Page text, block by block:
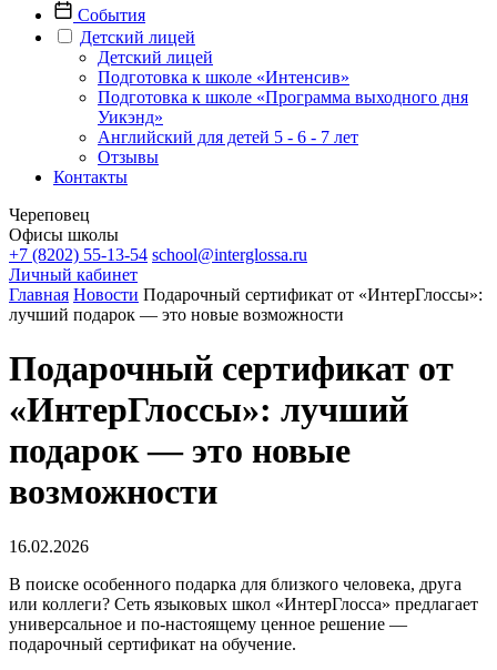
События
Детский лицей
Детский лицей
Подготовка к школе «Интенсив»
Подготовка к школе «Программа выходного дня
Уикэнд»
Английский для детей 5 - 6 - 7 лет
Отзывы
Контакты
Череповец
Офисы школы
+7 (8202) 55-13-54 school@interglossa.ru
Личный кабинет
Главная Новости Подарочный сертификат от «ИнтерГлоссы»:
лучший подарок — это новые возможности
Подарочный сертификат от
«ИнтерГлоссы»: лучший
подарок — это новые
возможности
16.02.2026
В поиске особенного подарка для близкого человека, друга
или коллеги? Сеть языковых школ «ИнтерГлосса» предлагает
универсальное и по-настоящему ценное решение —
подарочный сертификат на обучение.